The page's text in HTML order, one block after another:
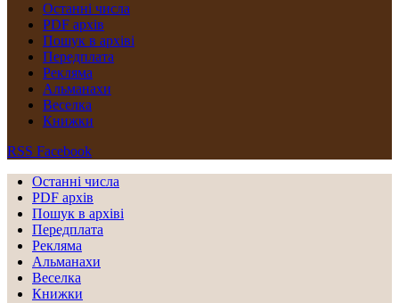
Останні числа
PDF архів
Пошук в архіві
Передплата
Рекляма
Альманахи
Веселка
Книжки
RSS Facebook
Останні числа
PDF архів
Пошук в архіві
Передплата
Рекляма
Альманахи
Веселка
Книжки